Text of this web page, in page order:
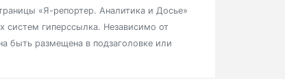
«Я-репортер. Аналитика и Досье»
систем гиперссылка. Независимо от
быть размещена в подзаголовке или